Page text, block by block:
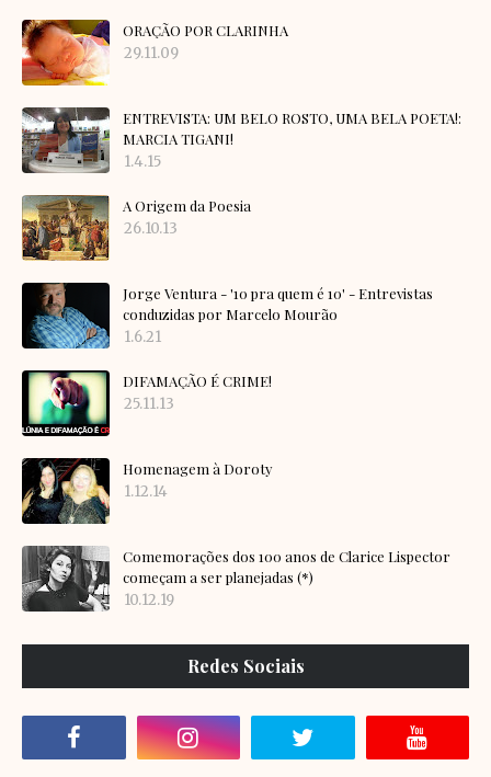
ORAÇÃO POR CLARINHA
29.11.09
ENTREVISTA: UM BELO ROSTO, UMA BELA POETA!:
MARCIA TIGANI!
1.4.15
A Origem da Poesia
26.10.13
Jorge Ventura - '10 pra quem é 10' - Entrevistas
conduzidas por Marcelo Mourão
1.6.21
DIFAMAÇÃO É CRIME!
25.11.13
Homenagem à Doroty
1.12.14
Comemorações dos 100 anos de Clarice Lispector
começam a ser planejadas (*)
10.12.19
Redes Sociais